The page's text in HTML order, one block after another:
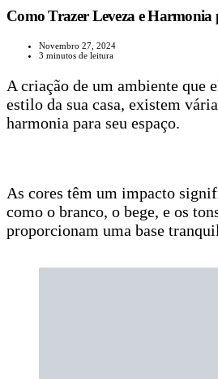
Como Trazer Leveza e Harmonia
Novembro 27, 2024
3 minutos de leitura
A criação de um ambiente que
estilo da sua casa, existem
harmonia para seu espaço.
As cores têm um impacto
como o branco, o bege, e os
proporcionam uma base